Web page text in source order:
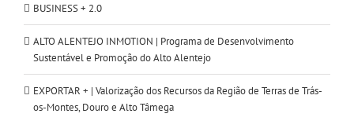
BUSINESS + 2.0
ALTO ALENTEJO INMOTION | Programa de Desenvolvimento
Sustentável e Promoção do Alto Alentejo
EXPORTAR + | Valorização dos Recursos da Região de Terras de Trás-
os-Montes, Douro e Alto Tâmega